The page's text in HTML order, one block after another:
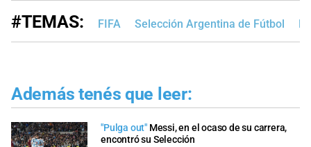
#TEMAS: FIFA Selección Argentina de Fútbol
Además tenés que leer:
"Pulga out" Messi, en el ocaso de su carrera,
encontró su Selección